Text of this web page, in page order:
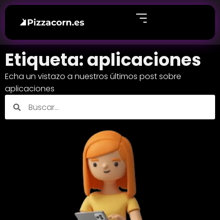
Etiqueta: aplicaciones
Echa un vistazo a nuestros últimos post sobre
aplicaciones